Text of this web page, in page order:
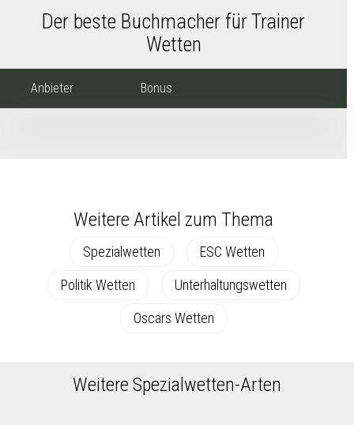
Der beste Buchmacher für Trainer
Wetten
Anbieter Bonus
Weitere Artikel zum Thema
Spezialwetten
ESC Wetten
Politik Wetten
Unterhaltungswetten
Oscars Wetten
Weitere Spezialwetten-Arten